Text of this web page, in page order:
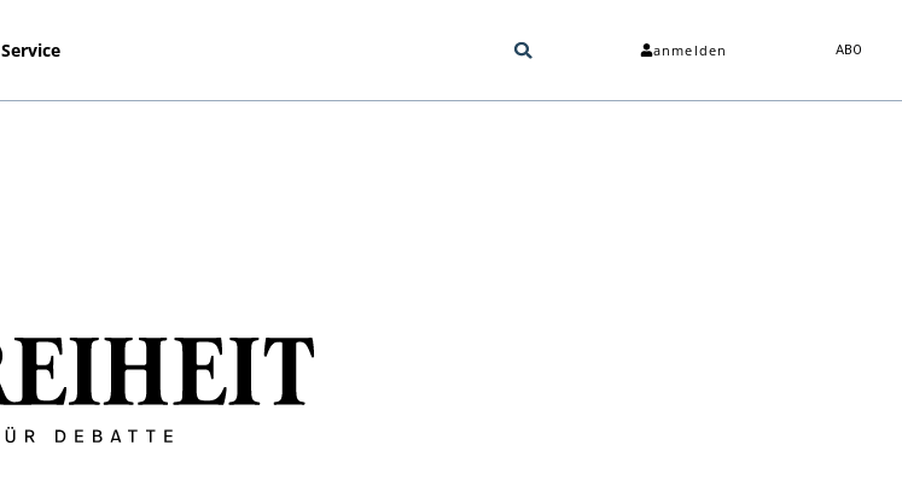
Service anmelden ABO